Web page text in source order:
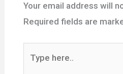
Your email address will
Required fields are
here..